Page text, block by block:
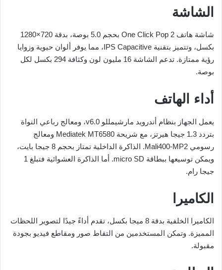
الشاشة
شاشة هاتف One Click Pop 2 بحجم 5.0 بوصة، بدقة 720×1280
بكسل، وتتميز بتقنية IPS Capacitive، مما يوفر ألوان حيوية وزوايا
رؤية ممتازة. تدعم الشاشة 16 مليون لون وكثافة 294 بكسل لكل
بوصة.
أداء الهاتف
يعمل الجهاز بنظام أندرويد مارشيمللو v6.0، ومعالج رباعي النواة
بتردد 1.3 جيجا هيرتز، مع شريحة Mediatek MT6580 ومعالج
رسومي Mali400‎-MP2. الذاكرة الداخلية تمتاز بحجم 8 جيجا بايت،
ويمكن توسيعها ببطاقة micro SD. أما الذاكرة العشوائية فتبلغ 1
جيجا رام.
الكاميرا
الكاميرا الخلفية بدقة 8 ميجا بكسل، تقدم أداءً جيدًا لتصوير اللحظات
المميزة. وتمكن المستخدمين من التقاط صور ومقاطع فيديو بجودة
مقبولة.